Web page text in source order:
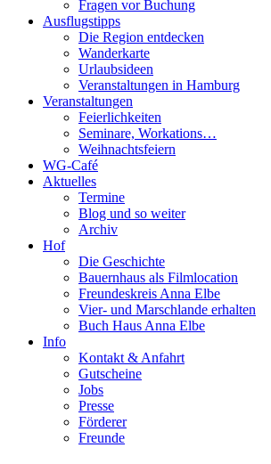
Fragen vor Buchung
Ausflugstipps
Die Region entdecken
Wanderkarte
Urlaubsideen
Veranstaltungen in Hamburg
Veranstaltungen
Feierlichkeiten
Seminare, Workations…
Weihnachtsfeiern
WG-Café
Aktuelles
Termine
Blog und so weiter
Archiv
Hof
Die Geschichte
Bauernhaus als Filmlocation
Freundeskreis Anna Elbe
Vier- und Marschlande erhalten
Buch Haus Anna Elbe
Info
Kontakt & Anfahrt
Gutscheine
Jobs
Presse
Förderer
Freunde